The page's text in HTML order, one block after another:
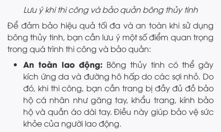
Lưu ý khi thi công và bảo quản bông thủy tinh
Để đảm bảo hiệu quả tối đa và an toàn khi sử dụng
bông thủy tinh, bạn cần lưu ý một số điểm quan trọng
trong quá trình thi công và bảo quản:
An toàn lao động: Bông thủy tinh có thể gây
kích ứng da và đường hô hấp do các sợi nhỏ. Do
đó, khi thi công, bạn cần trang bị đầy đủ đồ bảo
hộ cá nhân như găng tay, khẩu trang, kính bảo
hộ và quần áo dài tay. Điều này giúp bảo vệ sức
khỏe của người lao động.